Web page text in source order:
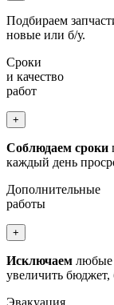
Подбираем
новые или б/у.
Сроки
и качество
работ
+
Соблюдаем сроки
каждый день
Дополнительные
работы
+
Исключаем любые
увеличить бюджет,